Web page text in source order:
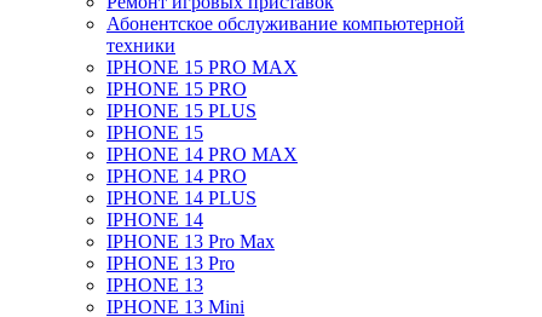
Абонентское обслуживание компьютерной
техники
IPHONE 15 PRO MAX
IPHONE 15 PRO
IPHONE 15 PLUS
IPHONE 15
IPHONE 14 PRO MAX
IPHONE 14 PRO
IPHONE 14 PLUS
IPHONE 14
IPHONE 13 Pro Max
IPHONE 13 Pro
IPHONE 13
IPHONE 13 Mini